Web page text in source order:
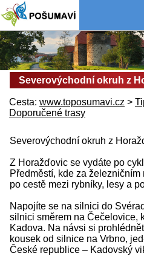
Severovýchodní okruh z
Cesta: www.toposumavi.cz >
Doporučené trasy
Severovýchodní okruh z
Z Horažďovic se vydáte po
Předměstí, kde za
po cestě mezi rybníky, lesy a
Napojíte se na silnici do
silnici směrem na Čečelovice,
Kadova. Na návsi si
kousek od silnice na Vrbno,
České republice – Kadovský